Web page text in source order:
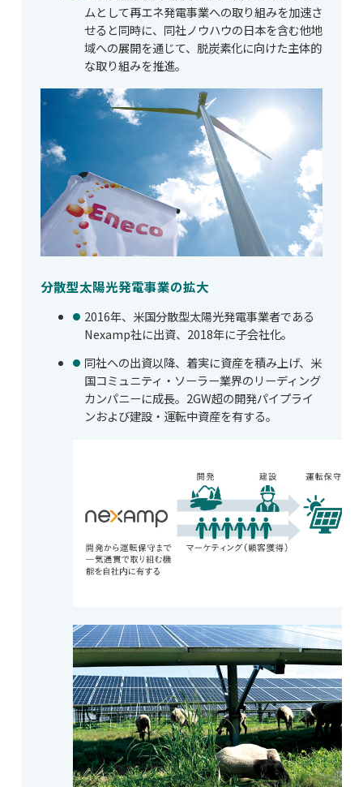
ムとして再エネ発電事業への取り組みを加速さ
せると同時に、同社ノウハウの日本を含む他地
域への展開を通じて、脱炭素化に向けた主体的
な取り組みを推進。
分散型太陽光発電事業の拡大
2016年、米国分散型太陽光発電事業者である
Nexamp社に出資、2018年に子会社化。
同社への出資以降、着実に資産を積み上げ、米
国コミュニティ・ソーラー業界のリーディング
カンパニーに成長。2GW超の開発パイプライ
ンおよび建設・運転中資産を有する。